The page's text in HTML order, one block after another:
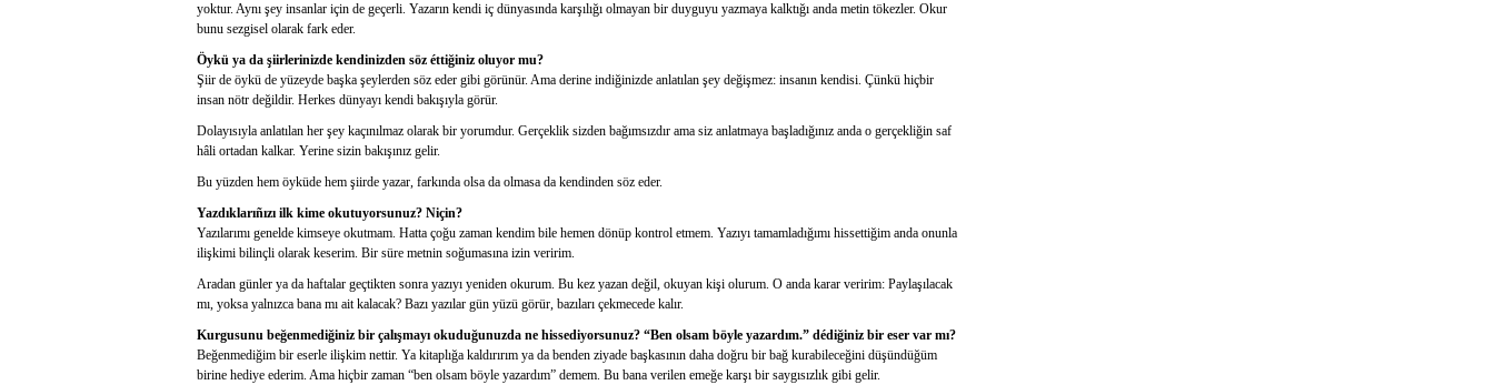
yoktur. Aynı şey insanlar için de geçerli. Yazarın kendi iç dünyasında karşılığı olmayan bir duyguyu yazmaya kalktığı anda metin tökezler. Okur
bunu sezgisel olarak fark eder.
Öykü ya da şiirlerinizde kendinizden söz éttiğiniz oluyor mu?
Şiir de öykü de yüzeyde başka şeylerden söz eder gibi görünür. Ama derine indiğinizde anlatılan şey değişmez: insanın kendisi. Çünkü hiçbir
insan nötr değildir. Herkes dünyayı kendi bakışıyla görür.
Dolayısıyla anlatılan her şey kaçınılmaz olarak bir yorumdur. Gerçeklik sizden bağımsızdır ama siz anlatmaya başladığınız anda o gerçekliğin saf
hâli ortadan kalkar. Yerine sizin bakışınız gelir.
Bu yüzden hem öyküde hem şiirde yazar, farkında olsa da olmasa da kendinden söz eder.
Yazdıklarıñızı ilk kime okutuyorsunuz? Niçin?
Yazılarımı genelde kimseye okutmam. Hatta çoğu zaman kendim bile hemen dönüp kontrol etmem. Yazıyı tamamladığımı hissettiğim anda onunla
ilişkimi bilinçli olarak keserim. Bir süre metnin soğumasına izin veririm.
Aradan günler ya da haftalar geçtikten sonra yazıyı yeniden okurum. Bu kez yazan değil, okuyan kişi olurum. O anda karar veririm: Paylaşılacak
mı, yoksa yalnızca bana mı ait kalacak? Bazı yazılar gün yüzü görür, bazıları çekmecede kalır.
Kurgusunu beğenmediğiniz bir çalışmayı okuduğunuzda ne hissediyorsunuz? “Ben olsam böyle yazardım.” dédiğiniz bir eser var mı?
Beğenmediğim bir eserle ilişkim nettir. Ya kitaplığa kaldırırım ya da benden ziyade başkasının daha doğru bir bağ kurabileceğini düşündüğüm
birine hediye ederim. Ama hiçbir zaman “ben olsam böyle yazardım” demem. Bu bana verilen emeğe karşı bir saygısızlık gibi gelir.